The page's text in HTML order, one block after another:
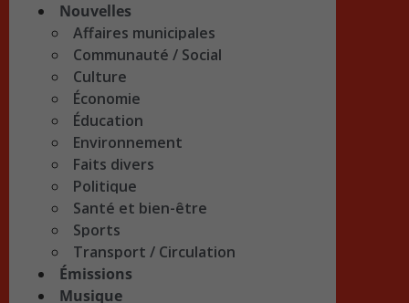
Nouvelles
Affaires municipales
Communauté / Social
Culture
Économie
Éducation
Environnement
Faits divers
Politique
Santé et bien-être
Sports
Transport / Circulation
Émissions
Musique